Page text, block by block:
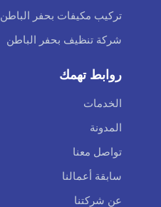
تركيب مكيفات بحفر الباطن
شركة تنظيف بحفر الباطن
روابط تهمك
الخدمات
المدونة
تواصل معنا
سابقة أعمالنا
عن شركتنا